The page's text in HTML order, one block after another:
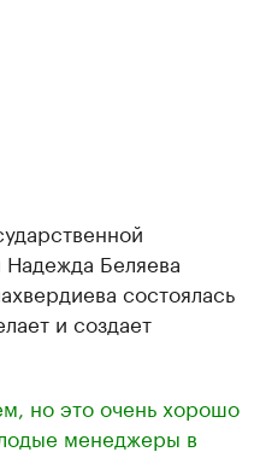
Надежда Беляева
состоялась
и создает
но это очень хорошо
менеджеры в